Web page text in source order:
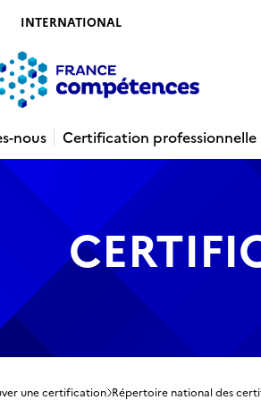
INTERNATIONAL
nous
Certification professionnelle
une certification Répertoire national des